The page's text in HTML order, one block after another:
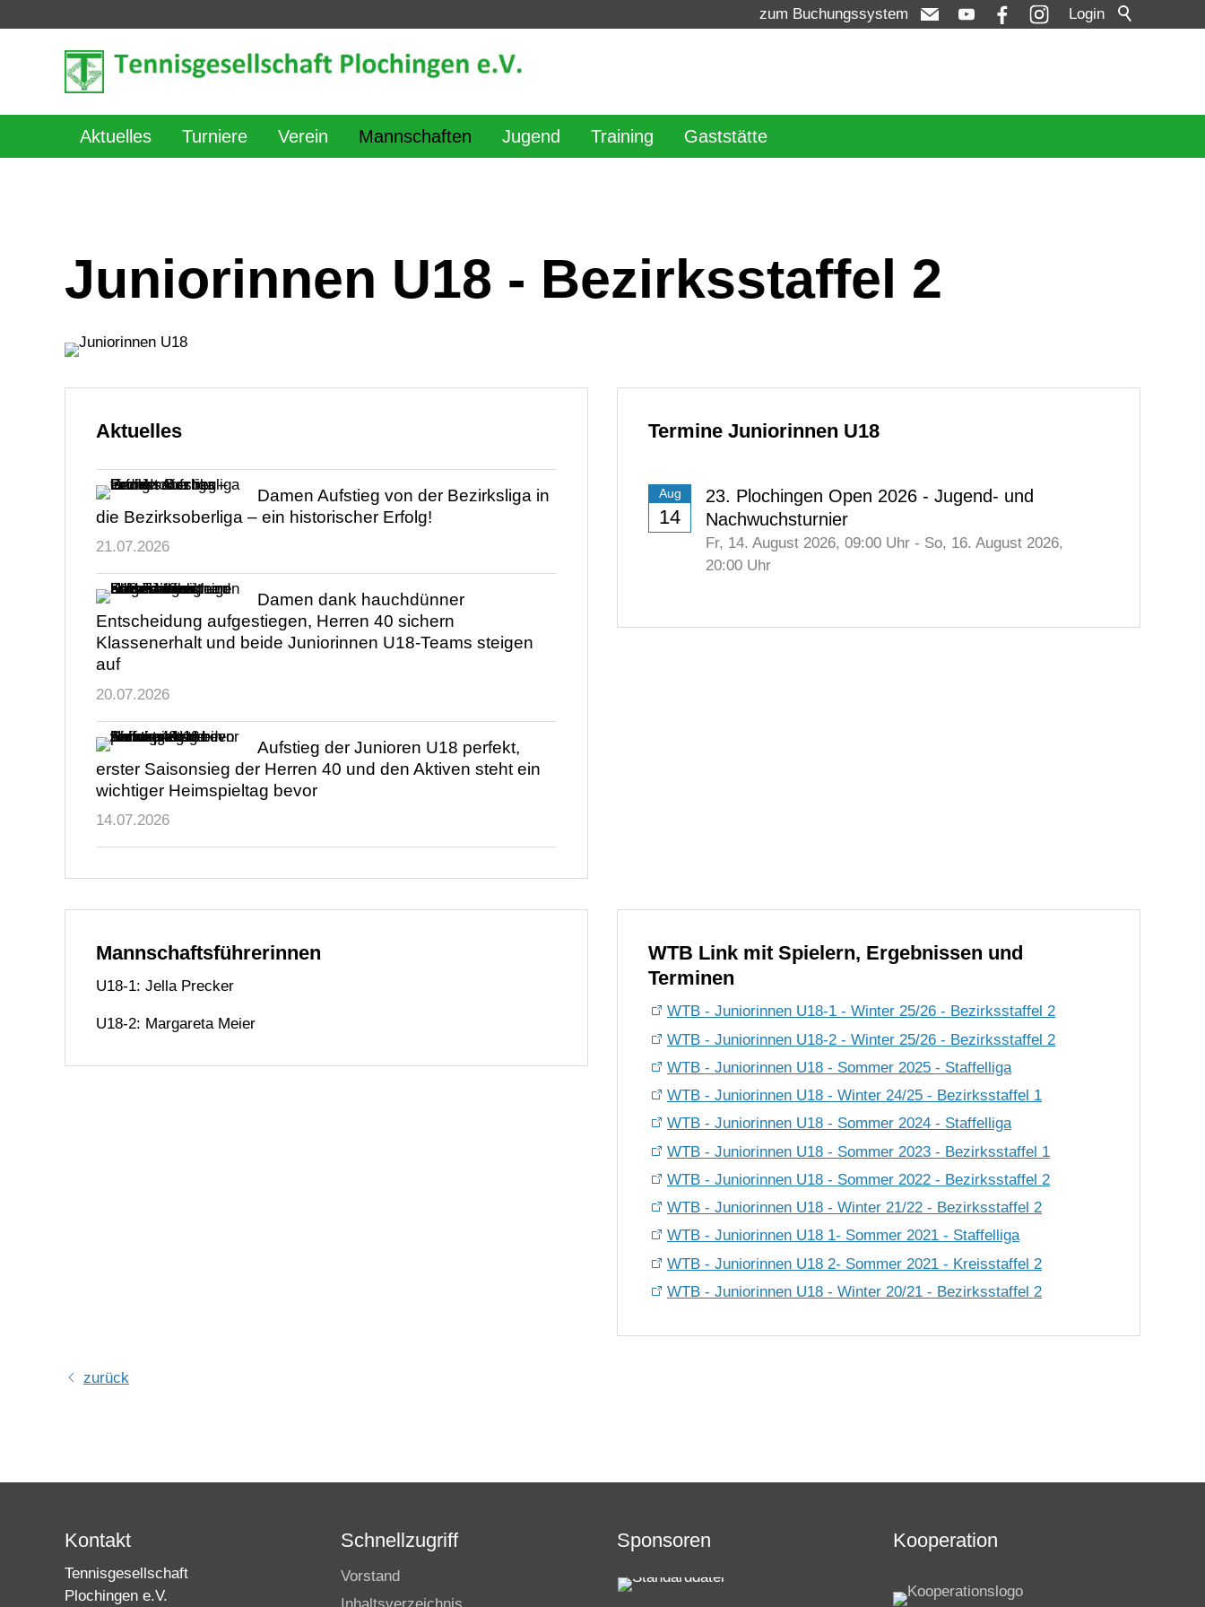
Login
zum Buchungssystem
Aktuelles Turniere Verein Mannschaften Jugend Training Gaststätte
Juniorinnen U18 - Bezirksstaffel 2
Aktuelles
Damen Aufstieg von der Bezirksliga in
die Bezirksoberliga – ein historischer Erfolg!
21.07.2026
Damen dank hauchdünner
Entscheidung aufgestiegen, Herren 40 sichern
Klassenerhalt und beide Juniorinnen U18-Teams steigen
auf
20.07.2026
Aufstieg der Junioren U18 perfekt,
erster Saisonsieg der Herren 40 und den Aktiven steht ein
wichtiger Heimspieltag bevor
14.07.2026
Termine Juniorinnen U18
Aug
14
23. Plochingen Open 2026 - Jugend- und
Nachwuchsturnier
Fr, 14. August 2026, 09:00 Uhr - So, 16. August 2026,
20:00 Uhr
Mannschaftsführerinnen
U18-1: Jella Precker
U18-2: Margareta Meier
WTB Link mit Spielern, Ergebnissen und
Terminen
WTB - Juniorinnen U18-1 - Winter 25/26 - Bezirksstaffel 2
WTB - Juniorinnen U18-2 - Winter 25/26 - Bezirksstaffel 2
WTB - Juniorinnen U18 - Sommer 2025 - Staffelliga
WTB - Juniorinnen U18 - Winter 24/25 - Bezirksstaffel 1
WTB - Juniorinnen U18 - Sommer 2024 - Staffelliga
WTB - Juniorinnen U18 - Sommer 2023 - Bezirksstaffel 1
WTB - Juniorinnen U18 - Sommer 2022 - Bezirksstaffel 2
WTB - Juniorinnen U18 - Winter 21/22 - Bezirksstaffel 2
WTB - Juniorinnen U18 1- Sommer 2021 - Staffelliga
WTB - Juniorinnen U18 2- Sommer 2021 - Kreisstaffel 2
WTB - Juniorinnen U18 - Winter 20/21 - Bezirksstaffel 2
zurück
Kontakt
Tennisgesellschaft
Plochingen e.V.
Schnellzugriff
Vorstand
Sponsoren Kooperation